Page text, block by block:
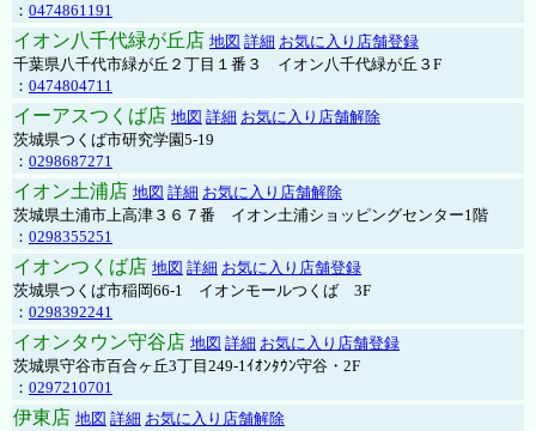
： 0474861191
イオン八千代緑が丘店 地図 詳細 お気に入り店舗登録
千葉県八千代市緑が丘２丁目１番３ イオン八千代緑が丘３F
： 0474804711
イーアスつくば店 地図 詳細 お気に入り店舗解除
茨城県つくば市研究学園5-19
： 0298687271
イオン土浦店 地図 詳細 お気に入り店舗解除
茨城県土浦市上高津３６７番 イオン土浦ショッピングセンター1階
： 0298355251
イオンつくば店 地図 詳細 お気に入り店舗登録
茨城県つくば市稲岡66-1 イオンモールつくば 3F
： 0298392241
イオンタウン守谷店 地図 詳細 お気に入り店舗登録
茨城県守谷市百合ヶ丘3丁目249-1ｲｵﾝﾀｳﾝ守谷・2F
： 0297210701
伊東店 地図 詳細 お気に入り店舗解除